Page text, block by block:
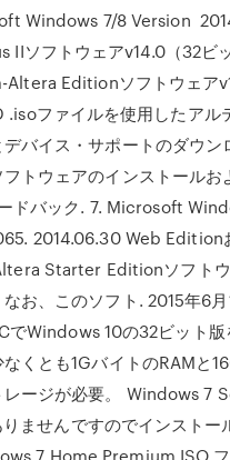
Windows 7/8 Version
IIソフトウェアv14.0（32ビ
Editionソフトウェア
.isoファイルを使用したアル
バイス・サポートのダウン
トウェアのインストールお
ドバック. 7. Microsoft
2014.06.30 Web Edition
Starter Editionソフト
お、このソフト. 2015年6
でWindows 10の32ビット版
くとも1GバイトのRAMと
レージが必要。 Windows 7
ませんですのでインストー
7 Home Premium ISO